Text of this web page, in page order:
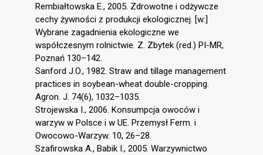
Rembiałtowska E., 2005. Zdrowotne i odżywcze
cechy żywności z produkcji ekologicznej. [w:]
Wybrane zagadnienia ekologiczne we
współczesnym rolnictwie. Z. Zbytek (red.) PI-MR,
Poznań 130–142.
Sanford J.O., 1982. Straw and tillage management
practices in soybean-wheat double-cropping.
Agron. J. 74(6), 1032–1035.
Strojewska I., 2006. Konsumpcja owoców i
warzyw w Polsce i w UE. Przemysł Ferm. i
Owocowo-Warzyw. 10, 26–28.
Szafirowska A., Babik I., 2005. Warzywnictwo